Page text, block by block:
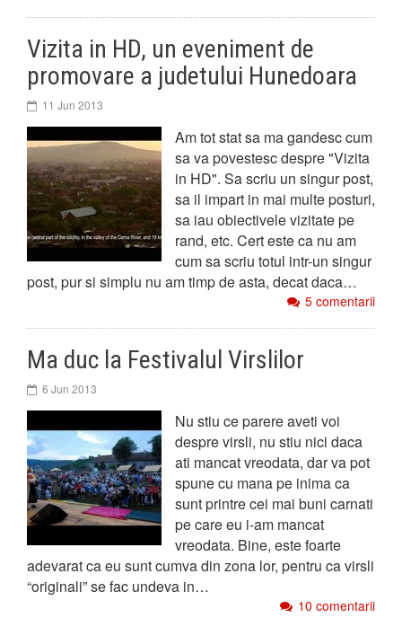
Vizita in HD, un eveniment de
promovare a judetului Hunedoara
11 Jun 2013
Am tot stat sa ma gandesc cum
sa va povestesc despre "Vizita
in HD". Sa scriu un singur post,
sa il impart in mai multe posturi,
sa iau obiectivele vizitate pe
rand, etc. Cert este ca nu am
cum sa scriu totul intr-un singur
post, pur si simplu nu am timp de asta, decat daca…
5 comentarii
Ma duc la Festivalul Virslilor
6 Jun 2013
Nu stiu ce parere aveti voi
despre virsli, nu stiu nici daca
ati mancat vreodata, dar va pot
spune cu mana pe inima ca
sunt printre cei mai buni carnati
pe care eu i-am mancat
vreodata. Bine, este foarte
adevarat ca eu sunt cumva din zona lor, pentru ca virsli
“originali” se fac undeva in…
10 comentarii